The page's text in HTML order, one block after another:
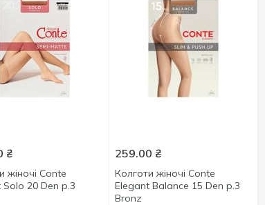
₴
жіночі Conte
Solo 20 Den р.3
259.00 ₴
Колготи жіночі Conte
Elegant Balance 15 Den р.3
Bronz